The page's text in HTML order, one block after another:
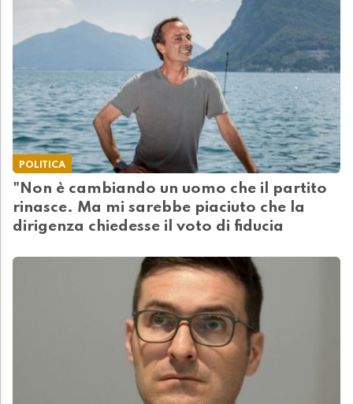
POLITICA
"Non è cambiando un uomo che il partito
rinasce. Ma mi sarebbe piaciuto che la
dirigenza chiedesse il voto di fiducia